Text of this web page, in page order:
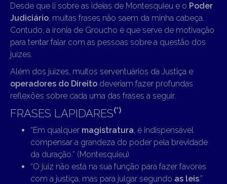
Desde que li sobre as ideias de Montesquieu e o Poder
Judiciário , muitas frases não saem da minha cabeça.
Contudo, a ironia de Groucho é que serve de motivação
para tentar falar com as pessoas sobre a questão dos
juízes.
Além dos juízes, muitos serventuários da Justiça e
operadores do Direito deveriam fazer profundas
reflexões sobre cada uma das frases a seguir.
FRASES LAPIDARES(*)
“Em qualquer magistratura , é indispensável
compensar a grandeza do poder pela brevidade
da duração.” (Montesquieu)
“O juiz não está na sua função para fazer favores
com a justiça, mas para julgar segundo as leis.”